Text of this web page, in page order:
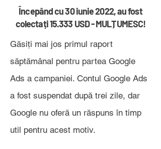
Începând cu 30 iunie 2022, au fost
colectați 15.333 USD - MULȚUMESC!
Găsiți mai jos primul raport
săptămânal pentru partea Google
Ads a campaniei. Contul Google Ads
a fost suspendat după trei zile, dar
Google nu oferă un răspuns în timp
util pentru acest motiv.